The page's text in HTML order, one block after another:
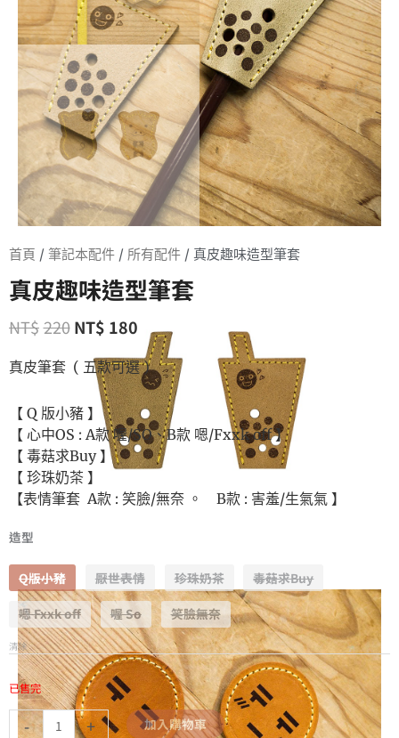
首頁 / 筆記本配件 / 所有配件 / 真皮趣味造型筆套
真皮趣味造型筆套
NT$220 NT$ 180
真皮筆套 ( 五款可選 )
【 Q 版小豬 】
【 心中OS : A款 喔/SO、B款 嗯/Fxxk off 】
【 毒菇求Buy 】
【 珍珠奶茶 】
【表情筆套 A款 : 笑臉/無奈 。 B款 : 害羞/生氣氣 】
造型
Q版小豬 厭世表情 珍珠奶茶 毒菇求Buy
嗯 Fxxk off 喔 So 笑臉無奈
清除
已售完
- + 加入購物車